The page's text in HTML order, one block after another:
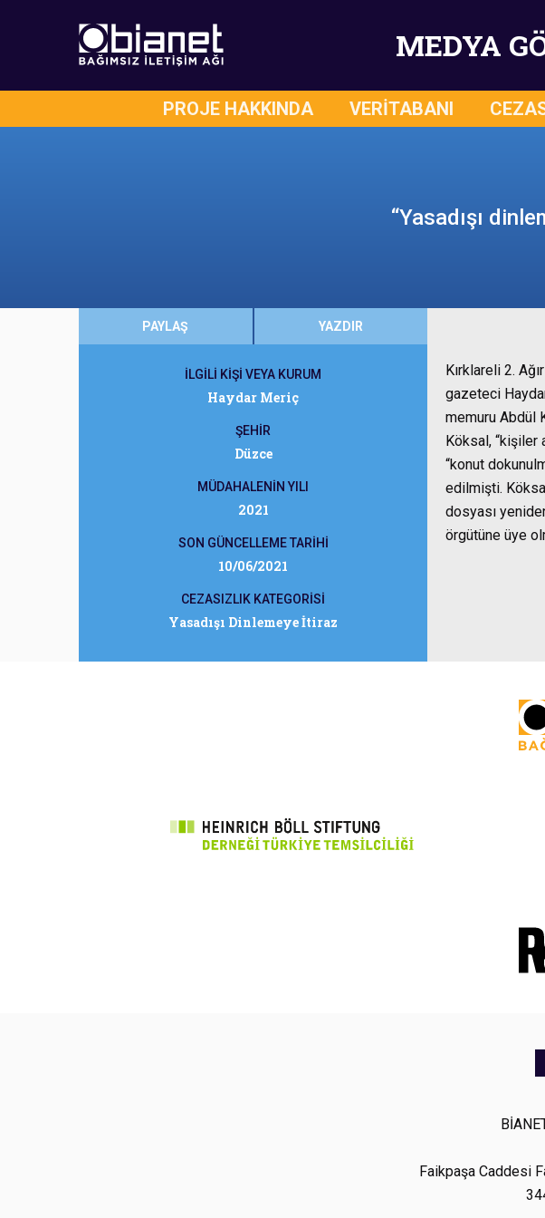
MEDYA
PROJE HAKKINDA VERİTABANI
“Yasadışı
PAYLAŞ YAZDIR
İLGİLİ KİŞİ VEYA KURUM
Haydar Meriç
ŞEHİR
Düzce
MÜDAHALENİN YILI
2021
SON GÜNCELLEME TARİHİ
10/06/2021
CEZASIZLIK KATEGORİSİ
Yasadışı Dinlemeye İtiraz
Kırklareli 2.
gazeteci
memuru Abdül
Köksal, “kişiler
“konut
edilmişti.
dosyası
örgütüne üye
Faikpaşa Caddesi